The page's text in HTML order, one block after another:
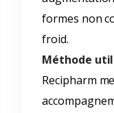
formes non
froid.
Méthode
Recipharm